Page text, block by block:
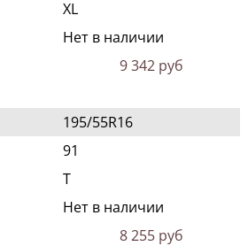
XL
Нет в наличии
9 342 руб
195/55R16
91
T
Нет в наличии
8 255 руб